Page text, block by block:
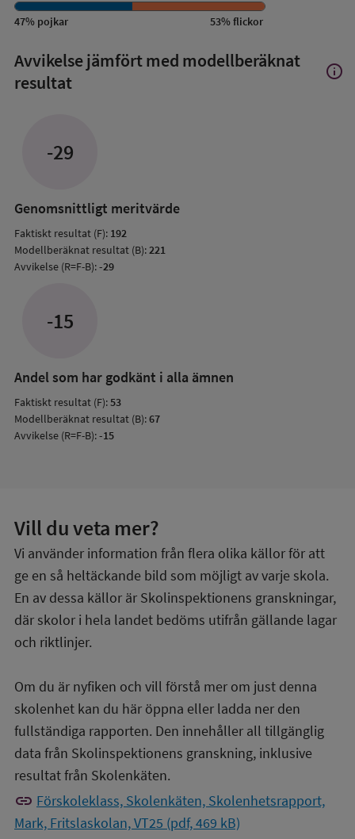
47% pojkar 53%flickor
Avvikelse jämfört med modellberäknat
resultat
Visa
info
-29
Genomsnittligt meritvärde
Faktiskt resultat (F): 192
Modellberäknat resultat (B):221
Avvikelse (R=F-B):-29
-15
Andel som har godkänt i alla ämnen
Faktiskt resultat (F):53
Modellberäknat resultat (B):67
Avvikelse (R=F-B):-15
Vill du veta mer?
Vi använder information från flera olika källor för att
ge en så heltäckande bild som möjligt av varje skola.
En av dessa källor är Skolinspektionens granskningar,
där skolor i hela landet bedöms utifrån gällande lagar
och riktlinjer.
Om du är nyfiken och vill förstå mer om just denna
skolenhet kan du här öppna eller ladda ner den
fullständiga rapporten. Den innehåller all tillgänglig
data från Skolinspektionens granskning, inklusive
resultat från Skolenkäten.
link Förskoleklass, Skolenkäten, Skolenhetsrapport,
Mark, Fritslaskolan, VT25 (pdf, 469 kB)